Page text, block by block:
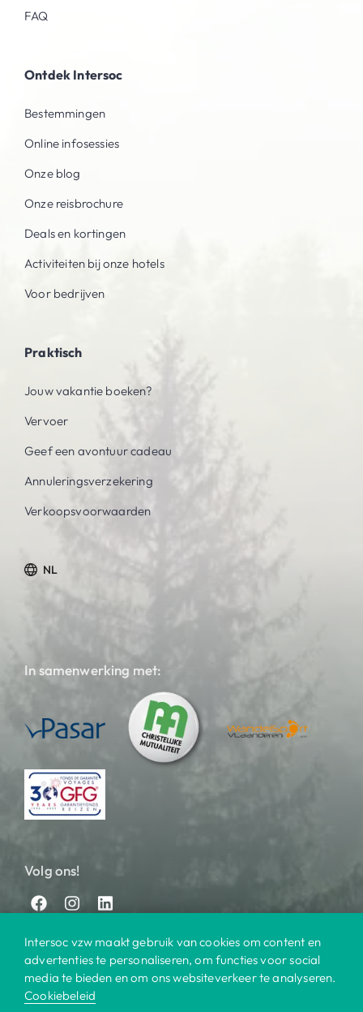
FAQ
Ontdek Intersoc
Bestemmingen
Online infosessies
Onze blog
Onze reisbrochure
Deals en kortingen
Activiteiten bij onze hotels
Voor bedrijven
Praktisch
Jouw vakantie boeken?
Vervoer
Geef een avontuur cadeau
Annuleringsverzekering
Verkoopsvoorwaarden
NL
In samenwerking met:
Volg ons!
Intersoc vzw maakt gebruik van cookies om content en
advertenties te personaliseren, om functies voor social
media te bieden en om ons websiteverkeer te analyseren.
Cookiebeleid